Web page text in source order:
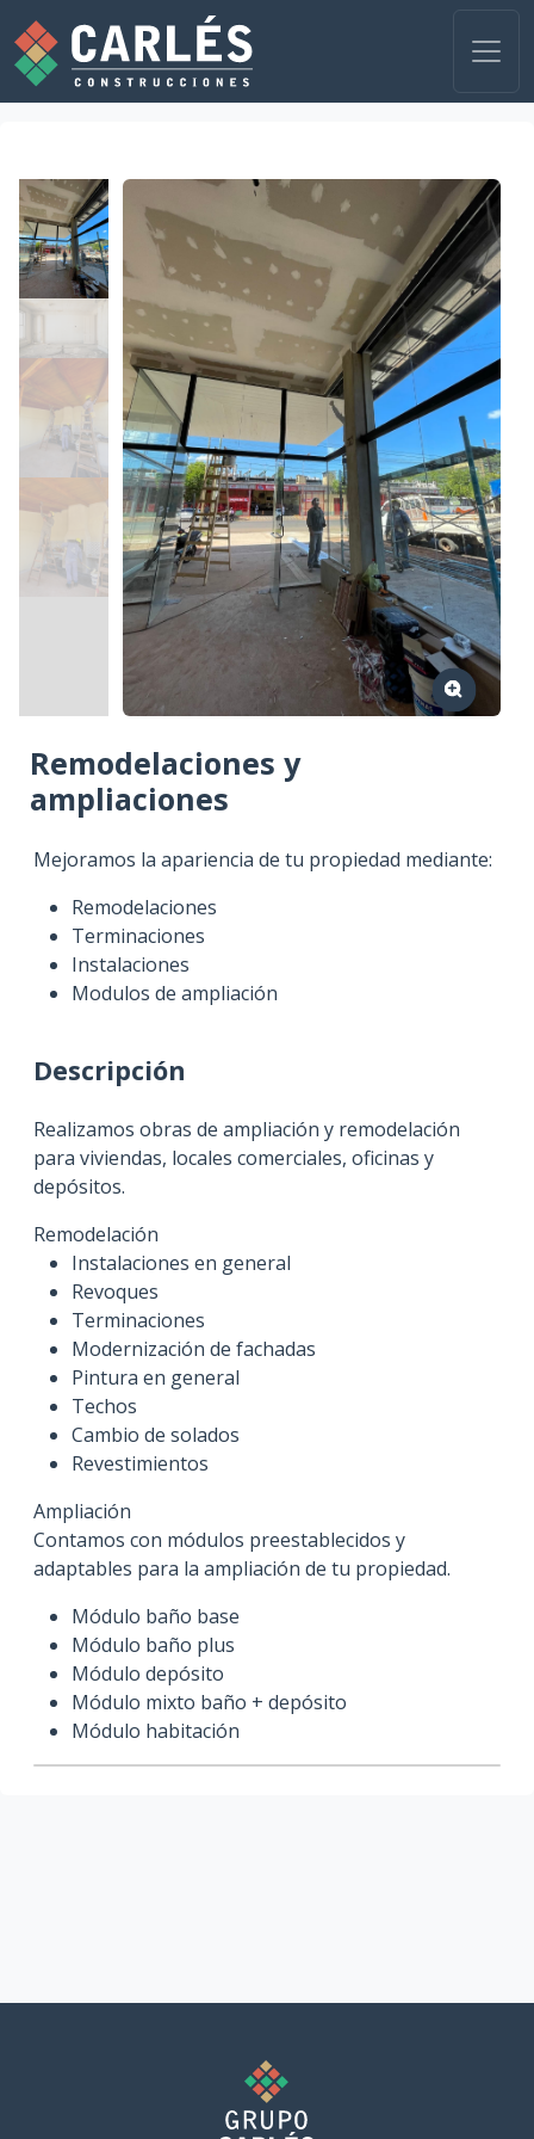
Remodelaciones y
ampliaciones
Mejoramos la apariencia de tu propiedad mediante:
Remodelaciones
Terminaciones
Instalaciones
Modulos de ampliación
Descripción
Realizamos obras de ampliación y remodelación
para viviendas, locales comerciales, oficinas y
depósitos.
Remodelación
Instalaciones en general
Revoques
Terminaciones
Modernización de fachadas
Pintura en general
Techos
Cambio de solados
Revestimientos
Ampliación
Contamos con módulos preestablecidos y
adaptables para la ampliación de tu propiedad.
Módulo baño base
Módulo baño plus
Módulo depósito
Módulo mixto baño + depósito
Módulo habitación